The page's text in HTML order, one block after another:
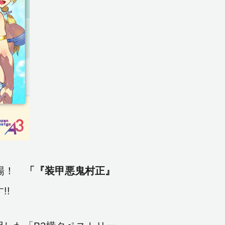
！
「『装甲悪鬼村正』
!!